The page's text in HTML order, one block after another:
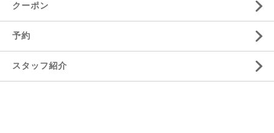
クーポン
予約
スタッフ紹介